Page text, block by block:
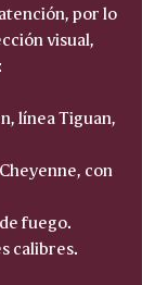
por lo
visual,
línea Tiguan,
con
fuego.
calibres.